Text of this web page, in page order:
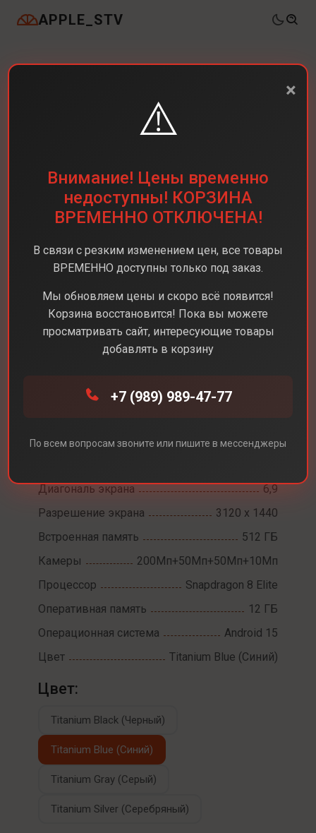
APPLE_STV
Смартфоны Samsung Galaxy S25 Ultra
Ultra
Диагональ экрана
6,9
Разрешение экрана
3120 x 1440
Встроенная память
512 ГБ
Камеры
200Мп+50Мп+50Мп+10Мп
Процессор
Snapdragon 8 Elite
Оперативная память
12 ГБ
Операционная система
Android 15
Цвет
Titanium Blue (Синий)
Цвет:
Titanium Black (Черный)
Titanium Blue (Синий)
Titanium Gray (Серый)
Titanium Silver (Серебряный)
×
⚠️
Внимание! Цены временно
недоступны! КОРЗИНА
ВРЕМЕННО ОТКЛЮЧЕНА!
В связи с резким изменением цен, все товары
ВРЕМЕННО доступны только под заказ.
Мы обновляем цены и скоро всё появится!
Корзина восстановится! Пока вы можете
просматривать сайт, интересующие товары
добавлять в корзину
+7 (989) 989-47-77
По всем вопросам звоните или пишите в мессенджеры